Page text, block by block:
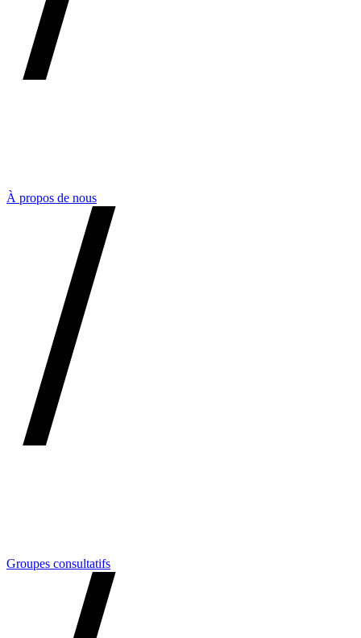
À propos de nous
Groupes consultatifs